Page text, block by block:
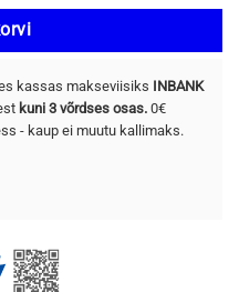
kassas makseviisiks INBANK
kuni 3 võrdses osas. 0€
- kaup ei muutu kallimaks.